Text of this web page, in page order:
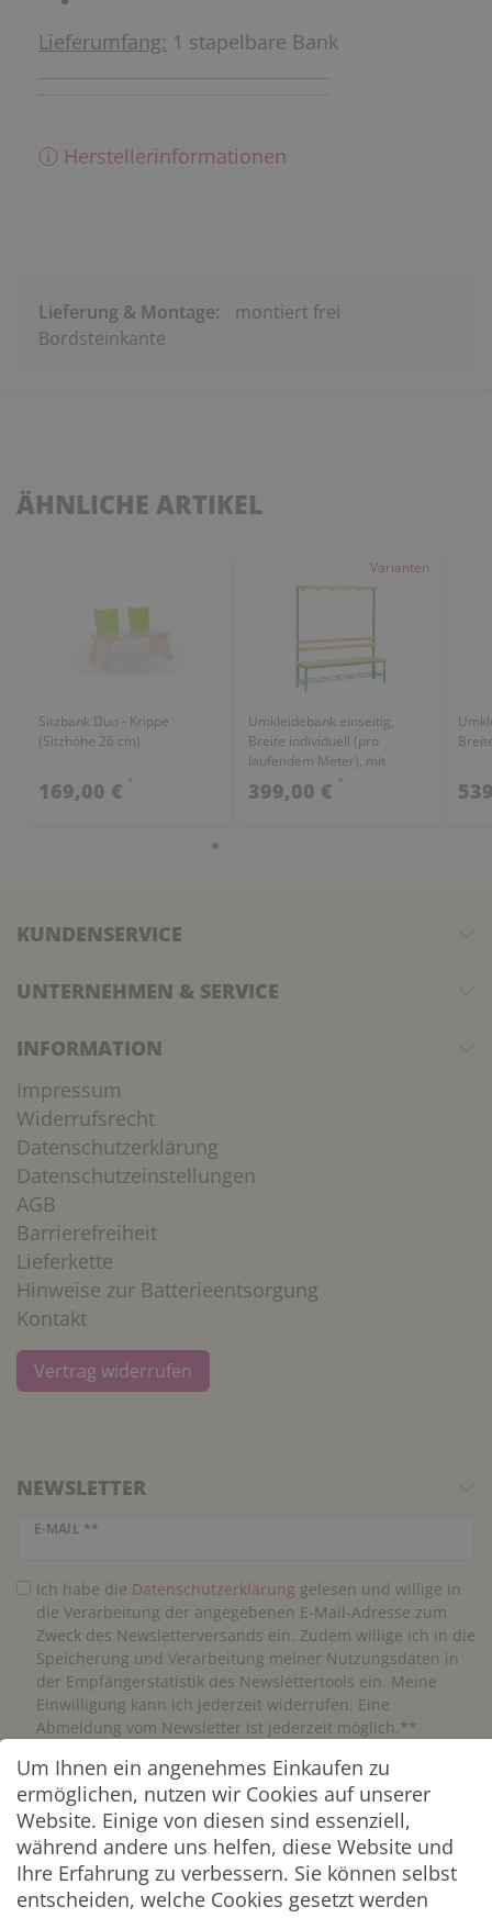
Lieferumfang: 1 stapelbare Bank
ⓘ Herstellerinformationen
Lieferung & Montage:
montiert frei
Bordsteinkante
ÄHNLICHE ARTIKEL
Sitzbank Duo - Krippe
(Sitzhöhe 26 cm)
169,00 € *
Varianten
Umkleidebank einseitig,
Breite individuell (pro
laufendem Meter), mit
Schuhrost
399,00 € *
KUNDENSERVICE
UNTERNEHMEN & SERVICE
INFORMATION
Impressum
Widerrufsrecht
Datenschutzerklärung
Datenschutzeinstellungen
AGB
Barrierefreiheit
Lieferkette
Hinweise zur Batterieentsorgung
Kontakt
Vertrag widerrufen
NEWSLETTER
E-MAIL **
Newsletter Honig
Ich habe die Daten­schutz­erklärung gelesen und willige in
die Verarbeitung der angegebenen E-Mail-Adresse zum
Zweck des Newsletterversands ein. Zudem willige ich in die
Speicherung und Verarbeitung meiner Nutzungsdaten in
der Empfängerstatistik des Newslettertools ein. Meine
Einwilligung kann ich jederzeit widerrufen. Eine
Abmeldung vom Newsletter ist jederzeit möglich.**
Abonnieren
** Hierbei handelt es sich um ein Pflichtfeld.
ZAHLUNG & VERSAND
Um Ihnen ein angenehmes Einkaufen zu
ermöglichen, nutzen wir Cookies auf unserer
Website. Einige von diesen sind essenziell,
während andere uns helfen, diese Website und
Ihre Erfahrung zu verbessern. Sie können selbst
entscheiden, welche Cookies gesetzt werden